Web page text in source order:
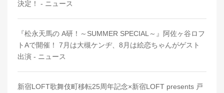
決定！ - ニュース
『松永天馬の A研！～SUMMER SPECIAL～』阿佐ヶ谷ロフ
トAで開催！ 7月は大槻ケンヂ、8月は絵恋ちゃんがゲスト
出演 - ニュース
新宿LOFT歌舞伎町移転25周年記念×新宿LOFT presents 戸